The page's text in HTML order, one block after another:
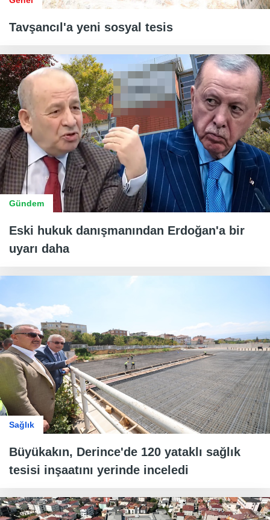
Tavşancıl'a yeni sosyal tesis
Gündem
Eski hukuk danışmanından Erdoğan'a bir
uyarı daha
Sağlık
Büyükakın, Derince'de 120 yataklı sağlık
tesisi inşaatını yerinde inceledi